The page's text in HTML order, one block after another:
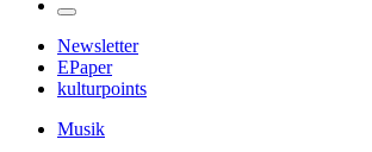
Newsletter
EPaper
kulturpoints
Musik